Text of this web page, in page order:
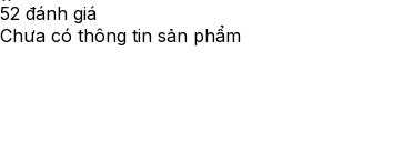
52 đánh giá
Chưa có thông tin sản phẩm